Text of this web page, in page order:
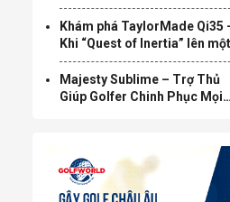
Khám phá TaylorMade Qi35
Khi “Quest of Inertia” lên một
tầm cao mới
Majesty Sublime – Trợ Thủ
Giúp Golfer Chinh Phục Mọi